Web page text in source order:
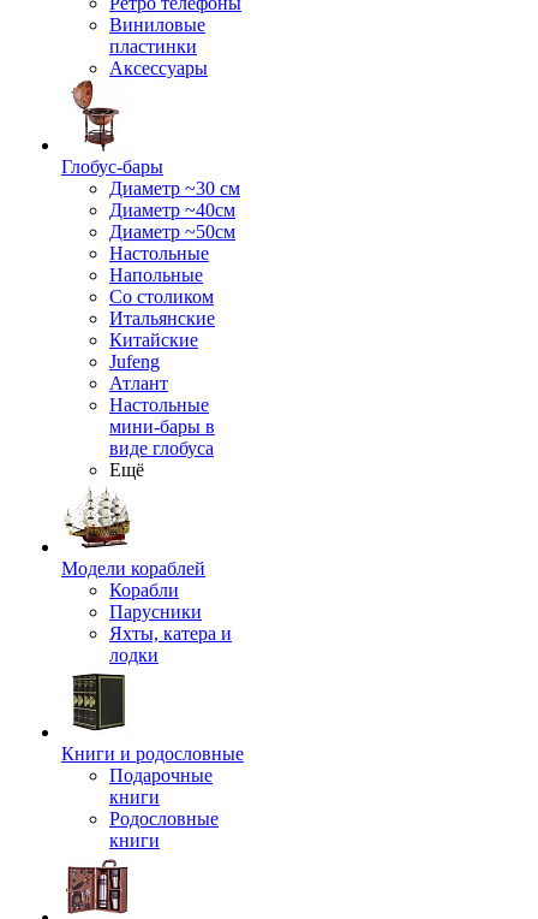
Виниловые
пластинки
Аксессуары
Глобус-бары
Диаметр ~30 см
Диаметр ~40см
Диаметр ~50см
Настольные
Напольные
Со столиком
Итальянские
Китайские
Jufeng
Атлант
Настольные
мини-бары в
виде глобуса
Ещё
Модели кораблей
Корабли
Парусники
Яхты, катера и
лодки
Книги и родословные
Подарочные
книги
Родословные
книги